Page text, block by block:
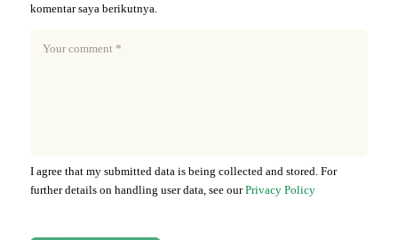
komentar saya berikutnya.
I agree that my submitted data is being collected and stored. For
further details on handling user data, see ourPrivacy Policy